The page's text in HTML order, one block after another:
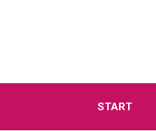
START